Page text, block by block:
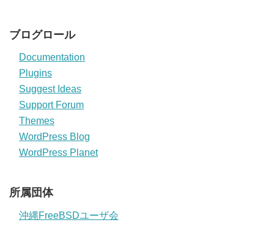
ブログロール
Documentation
Plugins
Suggest Ideas
Support Forum
Themes
WordPress Blog
WordPress Planet
所属団体
沖縄FreeBSDユーザ会